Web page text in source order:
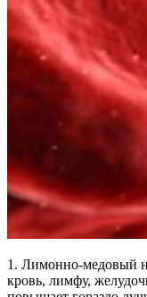
1. Лимонно-медовый
кровь, лимфу,